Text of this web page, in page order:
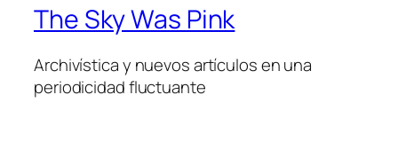
The Sky Was Pink
Archivística y nuevos artículos en una
periodicidad fluctuante